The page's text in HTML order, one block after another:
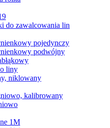
do zawalcowania lin
pojedynczy
podwójny
liny
niklowany
kalibrowany
1M